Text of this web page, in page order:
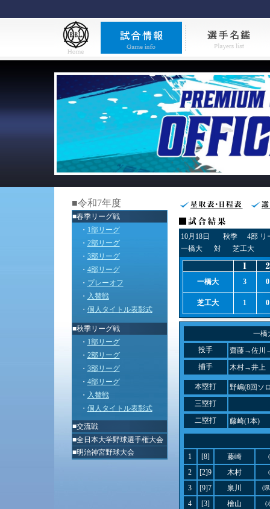
■令和7年度
■春季リーグ戦
・ 1部リーグ
・ 2部リーグ
・ 3部リーグ
・ 4部リーグ
・ プレーオフ
・ 入替戦
・ 個人タイトル表彰式
■秋季リーグ戦
・ 1部リーグ
・ 2部リーグ
・ 3部リーグ
・ 4部リーグ
・ 入替戦
・ 個人タイトル表彰式
■交流戦
■全日本大学野球選手権大会
■明治神宮野球大会
10月18日 秋季
4部 リ
一橋大
対 芝工大
一橋大 3 0
芝工大 1 0
一橋
投手
齋藤→佐川
捕手
木村→井上
本塁打
野嶋(8回ソ
三塁打
二塁打
藤崎(1本)
1 [8] 藤崎
2 [2]9 木村
3 [9]7 泉川 (
4 [3] 檜山 (